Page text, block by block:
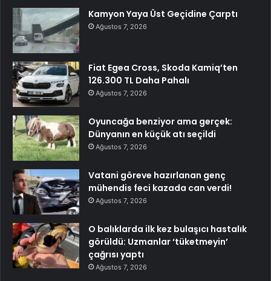
Kamyon Yaya Üst Geçidine Çarptı
Ağustos 7, 2026
Fiat Egea Cross, Skoda Kamiq’ten
126.300 TL Daha Pahalı
Ağustos 7, 2026
Oyuncağa benziyor ama gerçek:
Dünyanın en küçük atı seçildi
Ağustos 7, 2026
Vatani göreve hazırlanan genç
mühendis feci kazada can verdi!
Ağustos 7, 2026
O balıklarda ilk kez bulaşıcı hastalık
görüldü: Uzmanlar ‘tüketmeyin’
çağrısı yaptı
Ağustos 7, 2026